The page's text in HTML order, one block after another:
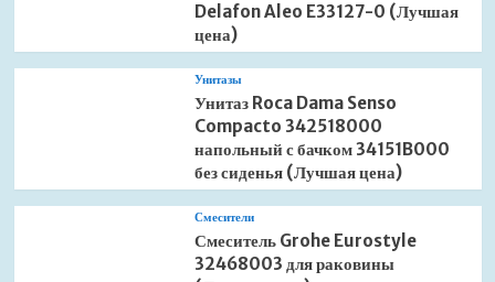
Delafon Aleo E33127-0 (Лучшая
цена)
Унитазы
Унитаз Roca Dama Senso
Compacto 342518000
напольный с бачком 34151B000
без сиденья (Лучшая цена)
Смесители
Смеситель Grohe Eurostyle
32468003 для раковины